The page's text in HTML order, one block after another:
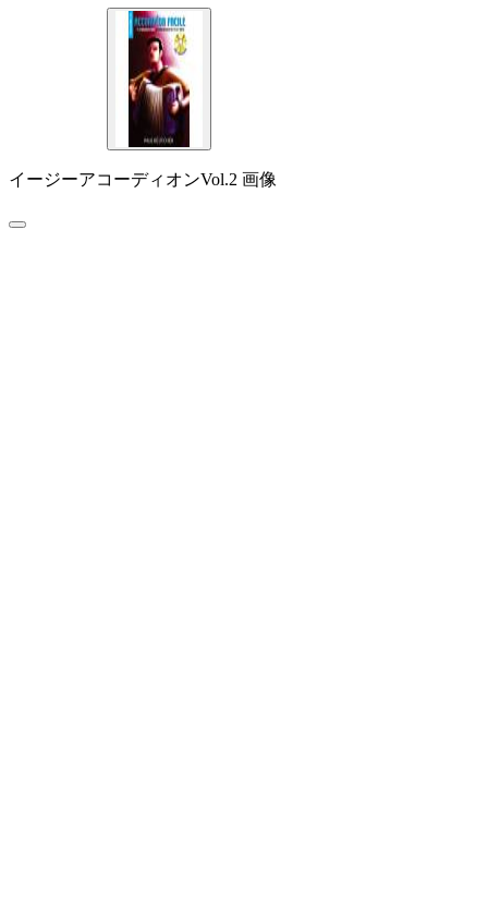
イージーアコーディオンVol.2 画像